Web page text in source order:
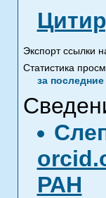
Экспорт ссылки
Статистика
за
РАН